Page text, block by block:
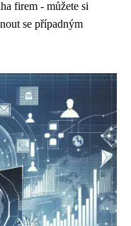
firem - můžete si
se případným